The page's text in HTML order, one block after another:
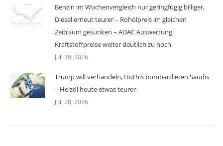
Benzin im Wochenvergleich nur geringfügig billiger,
Diesel erneut teurer – Rohölpreis im gleichen
Zeitraum gesunken – ADAC Auswertung:
Kraftstoffpreise weiter deutlich zu hoch
Juli 30, 2026
Trump will verhandeln, Huthis bombardieren Saudis
– Heizöl heute etwas teurer
Juli 28, 2026